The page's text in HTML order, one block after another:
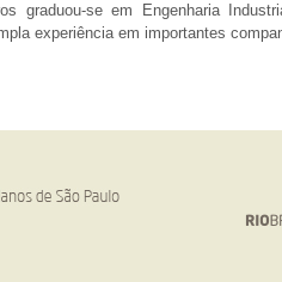
graduou-se em Engenharia
experiência em importantes